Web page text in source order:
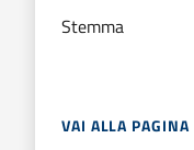
Stemma
VAI ALLA PAGINA